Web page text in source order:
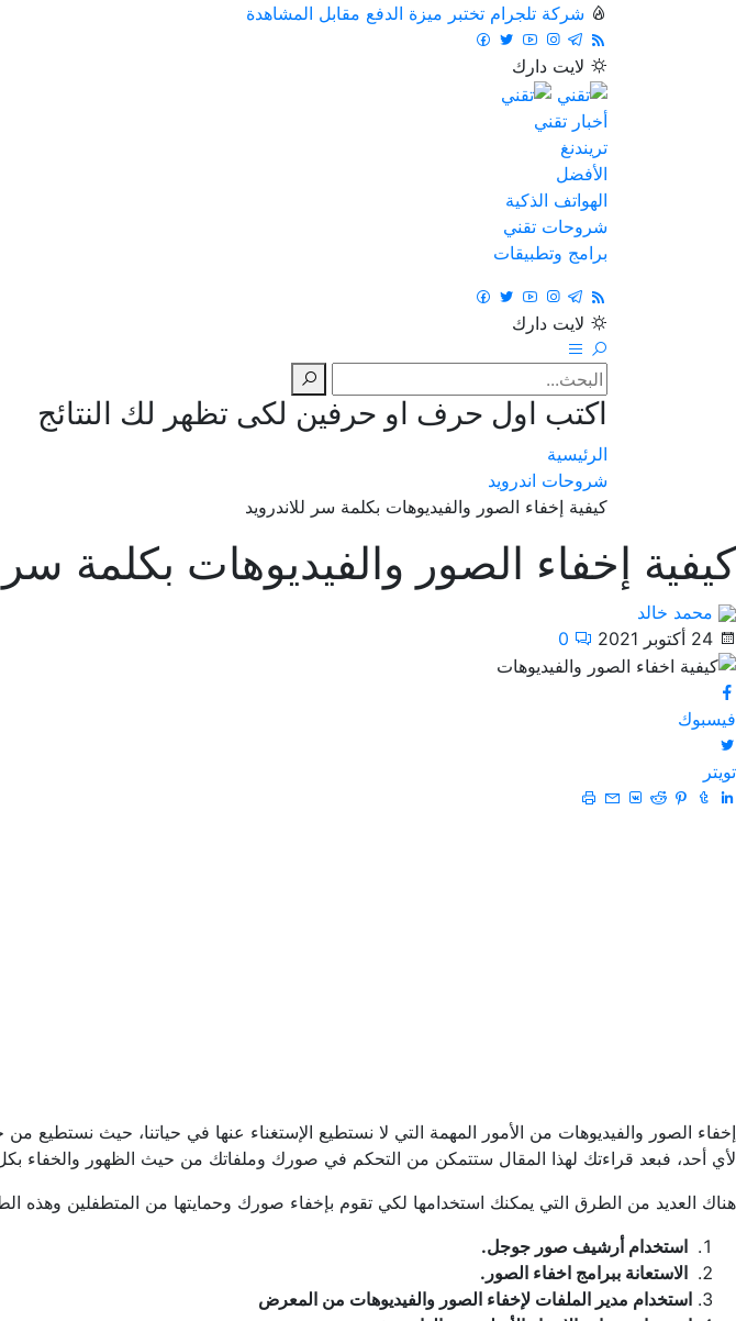
شركة تلجرام تختبر ميزة الدفع مقابل المشاهدة
لايت دارك
أخبار تقني
تريندنغ
الأفضل
الهواتف الذكية
شروحات تقني
برامج وتطبيقات
لايت دارك
اكتب اول حرف او حرفين لكى تظهر لك النتائج
الرئيسية
شروحات اندرويد
كيفية إخفاء الصور والفيديوهات بكلمة سر للاندرويد
كيفية إخفاء الصور والفيديوهات بكلمة سر
محمد خالد
24 أكتوبر 2021
0
فيسبوك
تويتر
إخفاء الصور والفيديوهات من الأمور المهمة التي لا نستطيع الإستغناء عنها في حياتنا، حيث نستطيع
لأي أحد، فبعد قراءتك لهذا المقال ستتمكن من التحكم في صورك وملفاتك من حيث الظهور والخفاء
هناك العديد من الطرق التي يمكنك استخدامها لكي تقوم بإخفاء صورك وحمايتها من المتطفلين وهذه
استخدام أرشيف صور جوجل.
الاستعانة ببرامج اخفاء الصور.
استخدام مدير الملفات لإخفاء الصور والفيديوهات من المعرض